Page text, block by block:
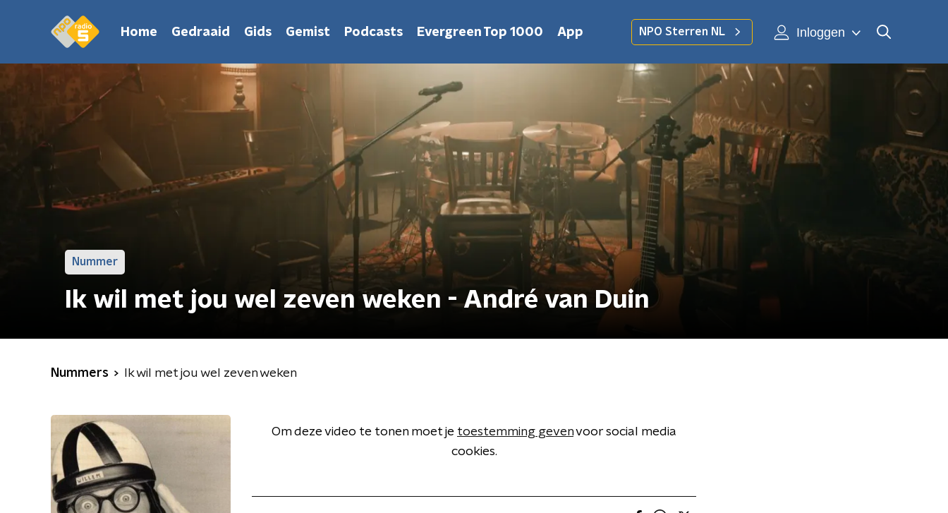
Home Gedraaid Gids Gemist Podcasts Evergreen Top 1000 App NPO Sterren NL Inloggen
Nummer
Ik wil met jou wel zeven weken - André van Duin
Nummers Ik wil met jou wel zeven weken
Om deze video te tonen moet je toestemming gevenvoor social media
cookies.